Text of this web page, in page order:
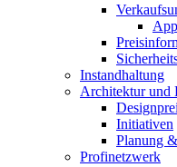
Instandhaltung
Architektur und
Initiativen
Planung
Profinetzwerk